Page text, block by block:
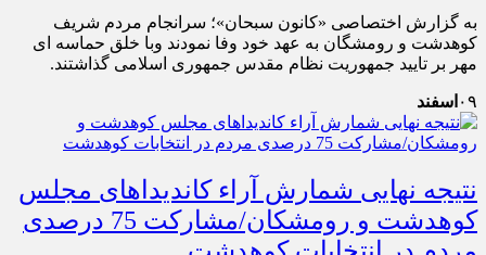
به گزارش اختصاصی «کانون سبحان»؛ سرانجام مردم شریف
کوهدشت و رومشگان به عهد خود وفا نمودند وبا خلق حماسه ای
مهر بر تایید جمهوریت نظام مقدس جمهوری اسلامی گذاشتند.
۰۹ اسفند
نتیجه نهایی شمارش آراء کاندیداهای مجلس
کوهدشت و رومشکان/مشارکت 75 درصدی